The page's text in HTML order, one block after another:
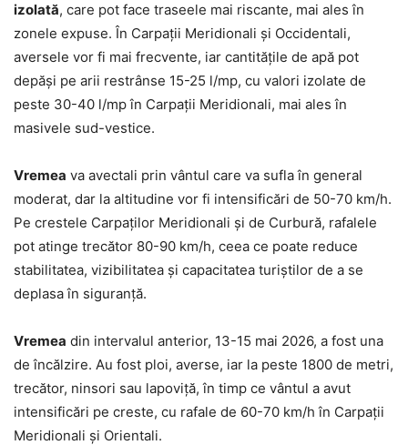
izolată, care pot face traseele mai riscante, mai ales în
zonele expuse. În Carpații Meridionali și Occidentali,
aversele vor fi mai frecvente, iar cantitățile de apă pot
depăși pe arii restrânse 15-25 l/mp, cu valori izolate de
peste 30-40 l/mp în Carpații Meridionali, mai ales în
masivele sud-vestice.
Vremea va avectali prin vântul care va sufla în general
moderat, dar la altitudine vor fi intensificări de 50-70 km/h.
Pe crestele Carpaților Meridionali și de Curbură, rafalele
pot atinge trecător 80-90 km/h, ceea ce poate reduce
stabilitatea, vizibilitatea și capacitatea turiștilor de a se
deplasa în siguranță.
Vremea din intervalul anterior, 13-15 mai 2026, a fost una
de încălzire. Au fost ploi, averse, iar la peste 1800 de metri,
trecător, ninsori sau lapoviță, în timp ce vântul a avut
intensificări pe creste, cu rafale de 60-70 km/h în Carpații
Meridionali și Orientali.